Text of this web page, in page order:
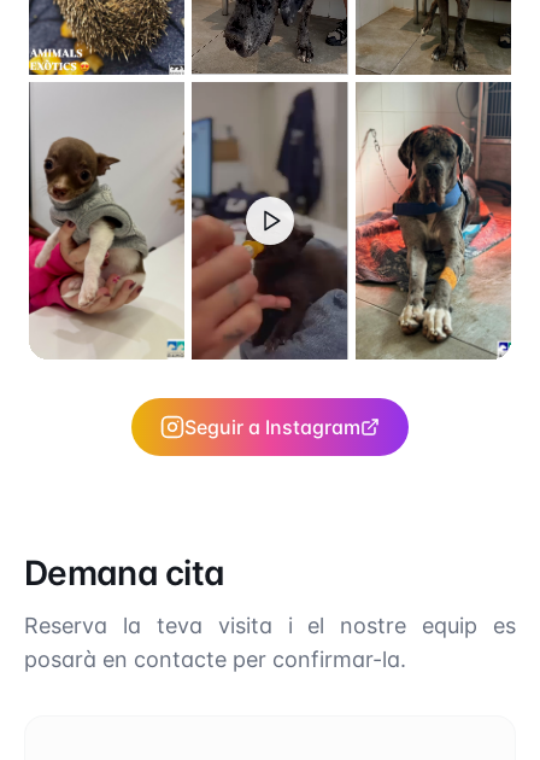
Seguir a Instagram
Demana cita
Reserva la teva visita i el nostre equip es
posarà en contacte per confirmar-la.